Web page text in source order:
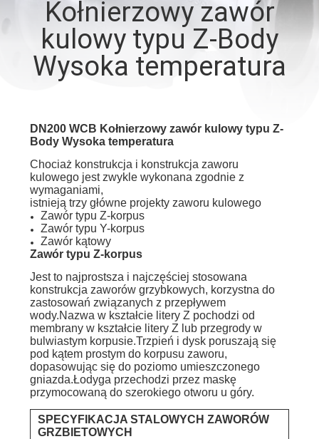
KONTROLA
JAKOŚCI
SKONTAKTUJ
NAMI
AKTUALNOŚCI
POPROSIĆ
WYCENĘ
SITEMAP
PRIVACY
POLICY
Kołnierzowy zawór
kulowy typu Z-Body
Wysoka temperatura
DN200 WCB Kołnierzowy zawór kulowy typu Z-
Body Wysoka temperatura
Chociaż konstrukcja i konstrukcja zaworu
kulowego jest zwykle wykonana zgodnie z
wymaganiami,
istnieją trzy główne projekty zaworu kulowego
Zawór typu Z-korpus
Zawór typu Y-korpus
Zawór kątowy
Zawór typu Z-korpus
Jest to najprostsza i najczęściej stosowana
konstrukcja zaworów grzybkowych, korzystna do
zastosowań związanych z przepływem
wody.Nazwa w kształcie litery Z pochodzi od
membrany w kształcie litery Z lub przegrody w
bulwiastym korpusie.Trzpień i dysk poruszają się
pod kątem prostym do korpusu zaworu,
dopasowując się do poziomo umieszczonego
gniazda.Łodyga przechodzi przez maskę
przymocowaną do szerokiego otworu u góry.
SPECYFIKACJA STALOWYCH ZAWORÓW
GRZBIETOWYCH